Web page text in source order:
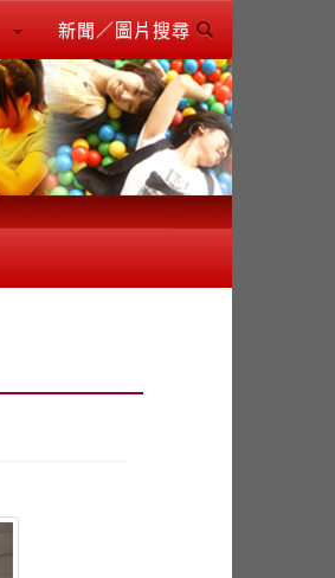
新聞／圖片搜尋